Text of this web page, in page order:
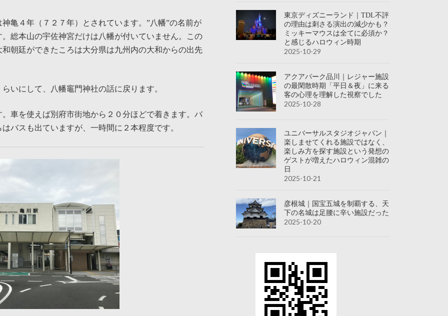
亀４年（７２７年）とされています。”八幡”の名前が
総本山の宇佐神宮だけは八幡が付いていません。この
朝廷ができたころは大分県は九州内の大和からの出先
いにして、八幡竈門神社の話に戻ります。
車を使えば別府市街地から２０分ほどで着きます。バ
バスも出ていますが、一時間に２本程度です。
東京ディズニーランド｜TDL不評
の理由は刺さる演出の減少かも？
ミッキーマウスは全てに必須か？
と感じるハロウィン時期
2025-10-29
アクアパーク品川｜レジャー施設
の最閑散時期「平日＆夜」に来る
客の心理を理解した視察でした
2025-10-28
ユニバーサルスタジオジャパン｜
楽しませてくれる施設ではなく、
楽しみ方を探す施設という発想の
ゲストが増えたハロウィン混雑の
日
2025-10-21
彦根城｜国宝五城を制覇する、天
下の名城は足腰に辛い施設だった
2025-10-20